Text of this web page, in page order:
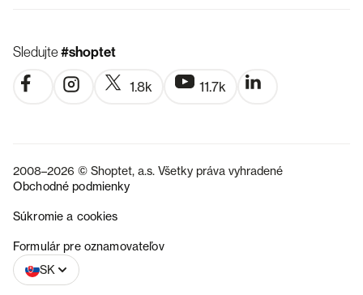
Sledujte#shoptet
1.8k 11.7k
2008–2026 © Shoptet, a.s. Všetky práva vyhradené
Obchodné podmienky
Súkromie a cookies
Formulár pre oznamovateľov
SK